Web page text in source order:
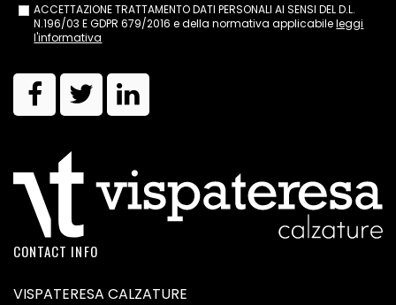
ACCETTAZIONE TRATTAMENTO DATI PERSONALI AI SENSI DEL D.L.
N.196/03 E GDPR 679/2016 e della normativa applicabileleggi
l'informativa
CONTACT INFO
VISPATERESA CALZATURE